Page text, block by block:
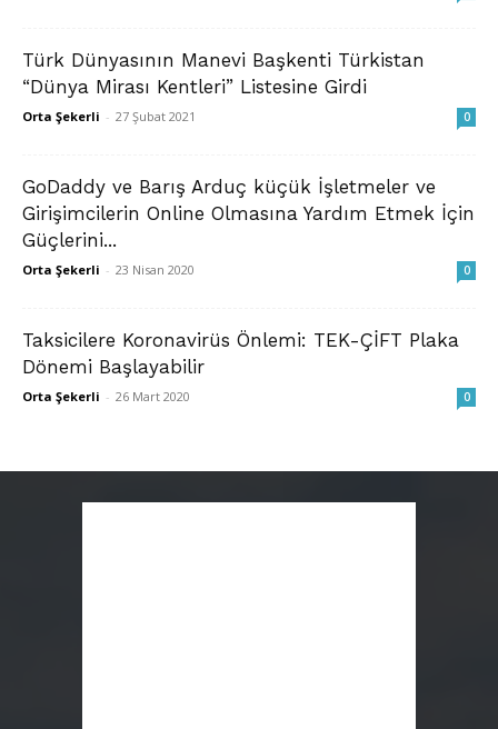
Türk Dünyasının Manevi Başkenti Türkistan
“Dünya Mirası Kentleri” Listesine Girdi
Orta Şekerli - 27 Şubat 2021 0
GoDaddy ve Barış Arduç küçük İşletmeler ve
Girişimcilerin Online Olmasına Yardım Etmek İçin
Güçlerini...
Orta Şekerli - 23 Nisan 2020 0
Taksicilere Koronavirüs Önlemi: TEK-ÇİFT Plaka
Dönemi Başlayabilir
Orta Şekerli - 26 Mart 2020 0